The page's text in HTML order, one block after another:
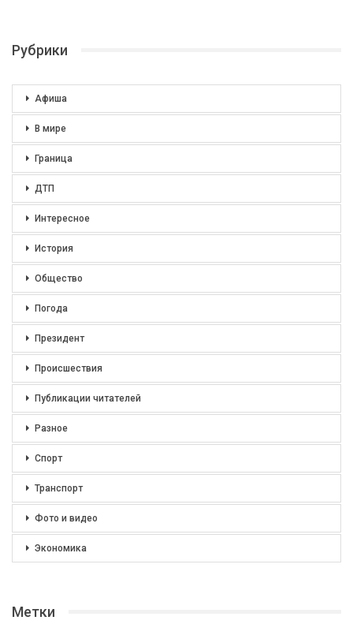
Рубрики
Афиша
В мире
Граница
ДТП
Интересное
История
Общество
Погода
Президент
Происшествия
Публикации читателей
Разное
Спорт
Транспорт
Фото и видео
Экономика
Метки